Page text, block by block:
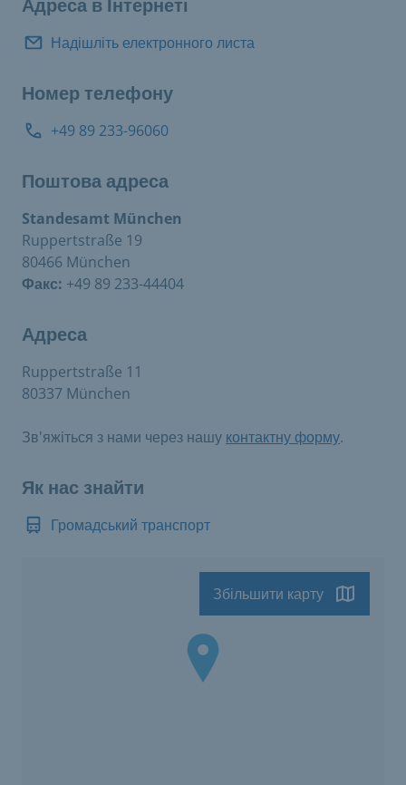
Адреса в Інтернеті
Надішліть електронного листа
Номер телефону
+49 89 233-96060
Поштова адреса
Standesamt München
Ruppertstraße 19
80466 München
Факс: +49 89 233-44404
Адреса
Ruppertstraße 11
80337 München
Зв'яжіться з нами через нашу контактну форму.
Як нас знайти
Громадський транспорт
Збільшити карту